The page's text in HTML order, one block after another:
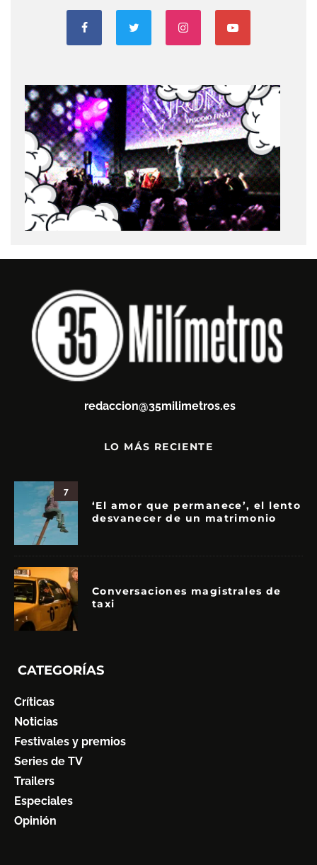
redaccion@35milimetros.es
LO MÁS RECIENTE
7
‘El amor que permanece’, el lento
desvanecer de un matrimonio
Conversaciones magistrales de
taxi
CATEGORÍAS
Críticas
Noticias
Festivales y premios
Series de TV
Trailers
Especiales
Opinión